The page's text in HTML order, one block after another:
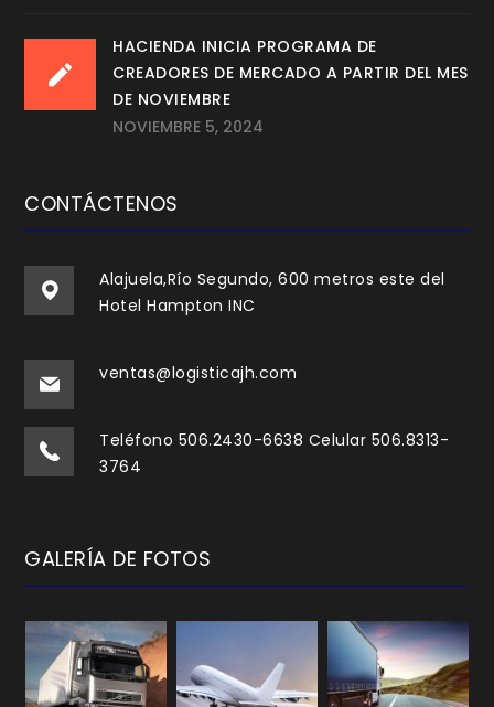
HACIENDA INICIA PROGRAMA DE
CREADORES DE MERCADO A PARTIR DEL MES
DE NOVIEMBRE
NOVIEMBRE 5, 2024
CONTÁCTENOS
Alajuela,Río Segundo, 600 metros este del
Hotel Hampton INC
ventas@logisticajh.com
Teléfono 506.2430-6638 Celular 506.8313-
3764
GALERÍA DE FOTOS